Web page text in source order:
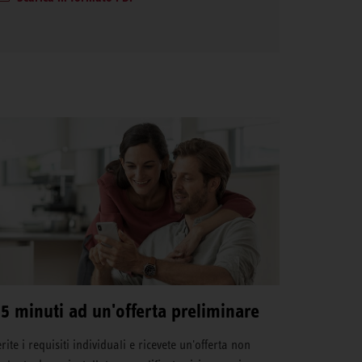
minuti ad un'offerta preliminare
i requisiti individuali e ricevete un'offerta non